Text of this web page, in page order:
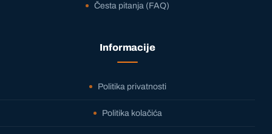
Česta pitanja (FAQ)
Informacije
Politika privatnosti
Politika kolačića